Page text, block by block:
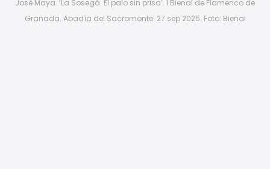
José Maya. ‘La Sosegá. El palo sin prisa’. I Bienal de Flamenco de
Granada. Abadía del Sacromonte. 27 sep 2025. Foto: Bienal